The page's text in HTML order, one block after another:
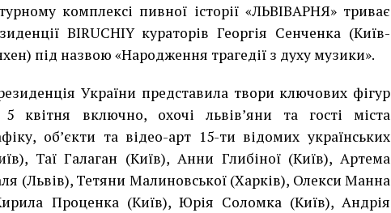
комплексі пивної історії «ЛЬВІВАРНЯ» триває
BIRUCHIY кураторів Георгія Сенченка (Київ-
під назвою «Народження трагедії з духу музики».
України представила твори ключових фігур
квітня включно, охочі львів’яни та гості міста
об’єкти та відео-арт 15-ти відомих українських
Таї Галаган (Київ), Анни Глибіної (Київ), Артема
(Львів), Тетяни Малиновської (Харків), Олекси Манна
Проценка (Київ), Юрія Соломка (Київ), Андрія